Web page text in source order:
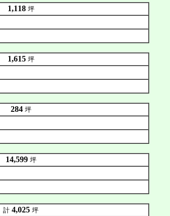
1,118 坪
1,615 坪
284 坪
14,599 坪
計 4,025 坪